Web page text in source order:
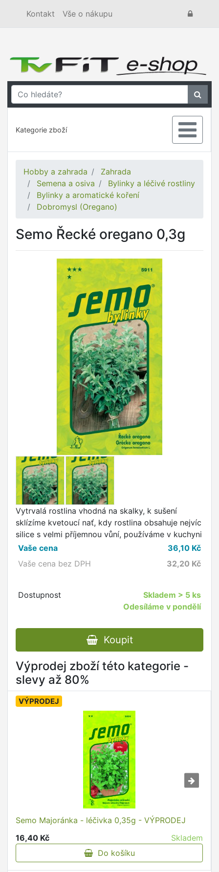
Kontakt Vše o nákupu
Kategorie zboží
Hobby a zahrada
Zahrada
Semena a osiva
Bylinky a léčivé rostliny
Bylinky a aromatické koření
Dobromysl (Oregano)
Semo Řecké oregano 0,3g
Vytrvalá rostlina vhodná na skalky, k sušení
sklízíme kvetoucí nať, kdy rostlina obsahuje nejvíc
silice s velmi příjemnou vůní, používáme v kuchyni
Vaše cena
36,10 Kč
Vaše cena bez DPH
32,20 Kč
Dostupnost Skladem > 5 ks
Odesíláme v pondělí
Koupit
Výprodej zboží této kategorie -
slevy až 80%
VÝPRODEJ
Semo Majoránka - léčivka 0,35g - VÝPRODEJ
16,40 Kč
Skladem
Do košíku